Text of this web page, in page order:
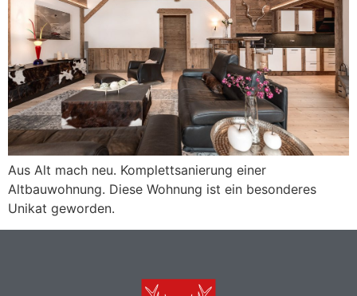
Aus Alt mach neu. Komplettsanierung einer
Altbauwohnung. Diese Wohnung ist ein besonderes
Unikat geworden.